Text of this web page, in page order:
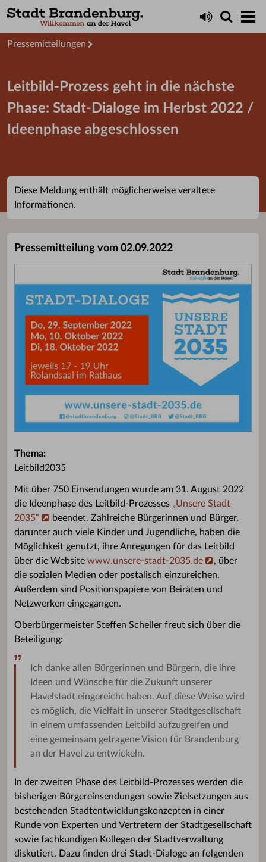
Presseservice
Pressemitteilungen
Leitbild-Prozess geht in die nächste
Phase: Stadt-Dialoge im Herbst 2022 /
Ideenphase abgeschlossen
Diese Meldung enthält möglicherweise veraltete
Informationen.
Pressemitteilung vom 02.09.2022
Thema:
Leitbild2035
Mit über 750 Einsendungen wurde am 31. August 2022
die Ideenphase des Leitbild-Prozesses „Unsere Stadt
2035“
beendet. Zahlreiche Bürgerinnen und Bürger,
darunter auch viele Kinder und Jugendliche, haben die
Möglichkeit genutzt, ihre Anregungen für das Leitbild
über die Website www.unsere-stadt-2035.de
, über
die sozialen Medien oder postalisch einzureichen.
Außerdem sind Positionspapiere von Beiräten und
Netzwerken eingegangen.
Oberbürgermeister Steffen Scheller freut sich über die
Beteiligung:
Ich danke allen Bürgerinnen und Bürgern, die ihre
Ideen und Wünsche für die Zukunft unserer
Havelstadt eingereicht haben. Auf diese Weise wird
es möglich, die Vielfalt in unserer Stadtgesellschaft
in einem umfassenden Leitbild aufzugreifen und
eine gemeinsam getragene Vision für Brandenburg
an der Havel zu entwickeln.
In der zweiten Phase des Leitbild-Prozesses werden die
bisherigen Bürgereinsendungen sowie Zielsetzungen aus
bestehenden Stadtentwicklungskonzepten in einer
Runde von Experten und Vertretern der Stadtgesellschaft
sowie fachkundigen Kollegen der Stadtverwaltung
diskutiert. Dazu finden drei Stadt-Dialoge an folgenden